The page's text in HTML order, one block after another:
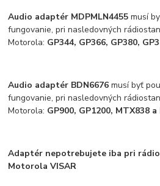
Audio adaptér MDPMLN4455musí
fungovanie, pri nasledovných
Motorola: GP344, GP366, GP380,
Audio adaptér BDN6676 musí byť
fungovanie, pri nasledovných
Motorola: GP900, GP1200, MTX838
Adaptér nepotrebujete iba pri
Motorola VISAR